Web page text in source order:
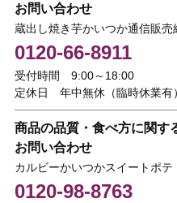
お問い合わせ
蔵出し焼き芋かいつか通信販売
0120-66-8911
受付時間 9:00～18:00
定休日 年中無休（臨時休業有）
商品の品質・食べ方に関す
お問い合わせ
カルビーかいつかスイートポテ
0120-98-8763